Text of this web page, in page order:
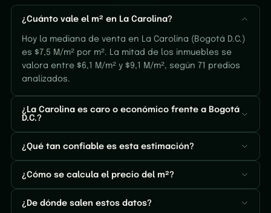
¿Cuánto vale el m² en La Carolina?
Hoy la mediana de venta en La Carolina (Bogotá D.C.)
es $7,5 M/m² por m². La mitad de los inmuebles se
valora entre $6,1 M/m² y $9,1 M/m², según 71 predios
analizados.
¿La Carolina es caro o económico frente a Bogotá
D.C.?
¿Qué tan confiable es esta estimación?
¿Cómo se calcula el precio del m²?
¿De dónde salen estos datos?